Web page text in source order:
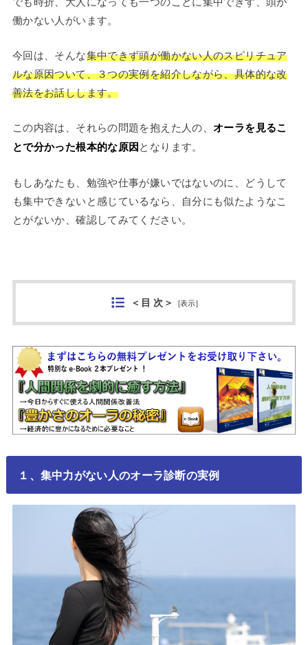
働かない人がいます。
今回は、そんな集中できず頭が働かない人のスピリチュア
ルな原因ついて、３つの実例を紹介しながら、具体的な改
善法をお話しします。
この内容は、それらの問題を抱えた人の、オーラを見るこ
とで分かった根本的な原因となります。
もしあなたも、勉強や仕事が嫌いではないのに、どうして
も集中できないと感じているなら、自分にも似たようなこ
とがないか、確認してみてください。
＜目 次＞ [表示]
１、集中力がない人のオーラ診断の実例